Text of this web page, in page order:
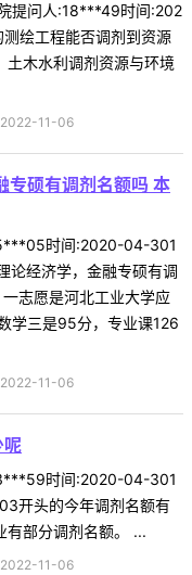
提问人:18***49时间:202
绘工程能否调剂到资源
土木水利调剂资源与环境
2022-11-06
专硕有调剂名额吗 本
时间:2020-04-301
论经济学，金融专硕有调
志愿是河北工业大学应
学三是95分，专业课126
2022-11-06
呢
时间:2020-04-301
开头的今年调剂名额有
有部分调剂名额。 ...
2022-11-06